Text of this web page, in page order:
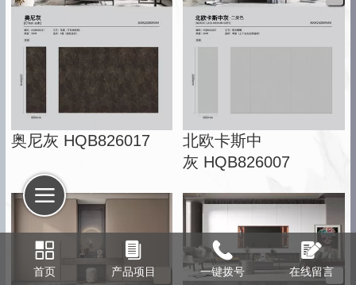
奥尼灰 HQB826017
北欧卡斯中
灰 HQB826007
首页 产品项目 一键拨号 在线留言